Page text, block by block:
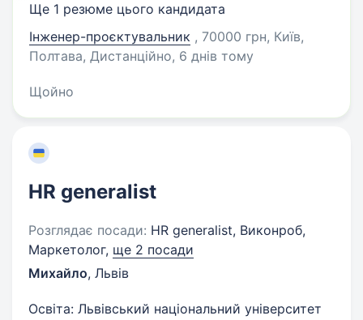
Ще 1 резюме цього кандидата
Інженер-проєктувальник , 70000 грн, Київ,
Полтава, Дистанційно, 6 днів тому
Щойно
HR generalist
Розглядає посади: HR generalist, Виконроб,
Маркетолог, ще 2 посади
Михайло, Львів
Освіта: Львівський національний університет